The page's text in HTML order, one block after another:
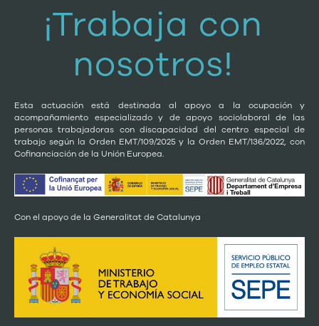
¡Trabaja con
nosotros!
Esta actuación está destinada al apoyo a la ocupación y
acompañamiento especializado y de apoyo sociolaboral de las
personas trabajadoras con discapacidad del centro especial de
trabajo según la Orden EMT/109/2025 y la Orden EMT/136/2022, con
Cofinanciación de la Unión Europea.
Con el apoyo de la Generalitat de Catalunya